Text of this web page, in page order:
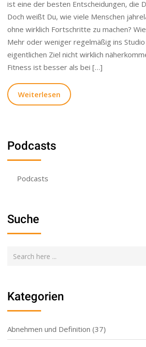
ist eine der besten Entscheidungen, die
Doch weißt Du, wie viele Menschen
ohne wirklich Fortschritte zu machen?
Mehr oder weniger regelmäßig ins
eigentlichen Ziel nicht wirklich
Fitness ist besser als bei […]
Weiterlesen
Podcasts
Podcasts
Suche
Kategorien
Abnehmen und Definition (37)